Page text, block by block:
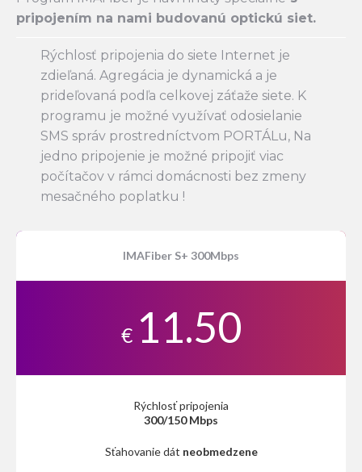
pripojením na nami budovanú optickú siet.
Rýchlosť pripojenia do siete Internet je
zdieľaná. Agregácia je dynamická a je
prideľovaná podľa celkovej záťaže siete. K
programu je možné využívať odosielanie
SMS správ prostredníctvom PORTÁLu, Na
jedno pripojenie je možné pripojiť viac
počítačov v rámci domácnosti bez zmeny
mesačného poplatku !
IMAFiber S+ 300Mbps
€ 11.50
Rýchlosť pripojenia
300/150 Mbps
Sťahovanie dát neobmedzene